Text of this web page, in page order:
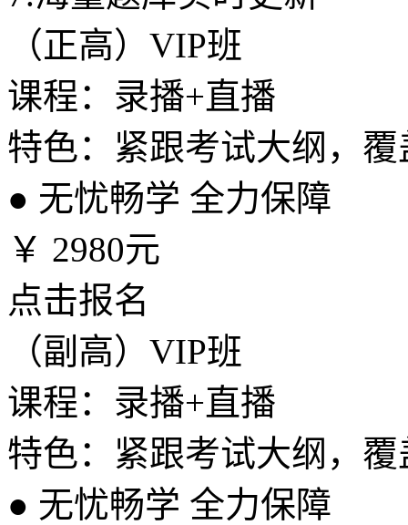
（正高）VIP班
课程：录播+直播
特色：紧跟考试大纲，
● 无忧畅学 全力保障
￥ 2980元
点击报名
（副高）VIP班
课程：录播+直播
特色：紧跟考试大纲，
● 无忧畅学 全力保障